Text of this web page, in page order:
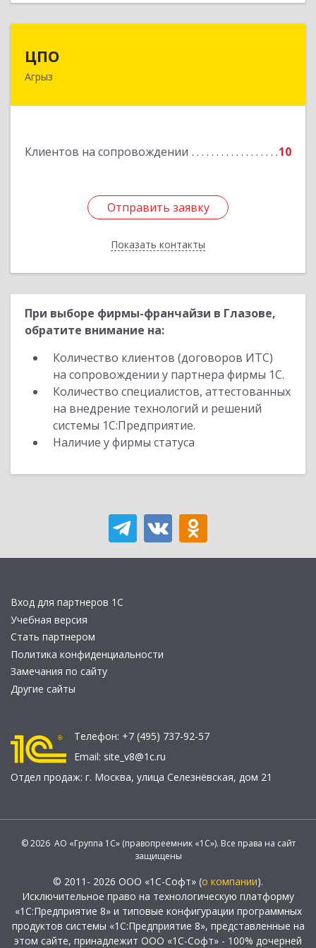
ЦПО
Агрыз
Клиентов на сопровождении 10
Отправить заявку
Показать контакты
Подробнее
Отправить заявку
Назад
При выборе фирмы-франчайзи в Глазове,
обратите внимание на:
Количество клиентов (договоров ИТС)
на сопровождении у партнера фирмы 1С.
Количество специалистов, аттестованных
на внедрение технологий и решений
системы 1С:Предприятие.
Наличие у фирмы статуса
Вход для партнеров 1С
Учебная версия
Стать партнером
Политика конфиденциальности
Замечания по сайту
Другие сайты
Телефон: +7 (495) 737-92-57
Email: site_v8@1c.ru
Отдел продаж: г. Москва, улица Селезнёвская, дом 21
© 2026 АО «Группа 1С» (правопреемник «1С»). Все права на сайт
защищены
© 2011- 2026 ООО «1С-Софт» (о компании).
Исключительное право на технологическую платформу
«1С:Предприятие 8» и типовые конфигурации программных
продуктов системы «1С:Предприятие 8», представленные на
этом сайте, принадлежит ООО «1С-Софт» - 100% дочерней